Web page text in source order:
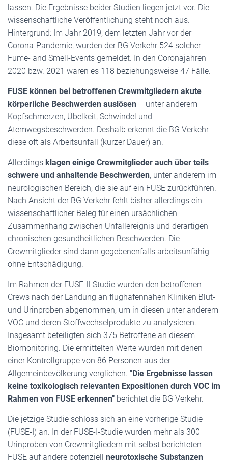
lassen. Die Ergebnisse beider Studien liegen jetzt vor. Die
wissenschaftliche Veröffentlichung steht noch aus.
Hintergrund: Im Jahr 2019, dem letzten Jahr vor der
Corona-Pandemie, wurden der BG Verkehr 524 solcher
Fume- and Smell-Events gemeldet. In den Coronajahren
2020 bzw. 2021 waren es 118 beziehungsweise 47 Fälle.
FUSE können bei betroffenen Crewmitgliedern akute
körperliche Beschwerden auslösen – unter anderem
Kopfschmerzen, Übelkeit, Schwindel und
Atemwegsbeschwerden. Deshalb erkennt die BG Verkehr
diese oft als Arbeitsunfall (kurzer Dauer) an.
Allerdings klagen einige Crewmitglieder auch über teils
schwere und anhaltende Beschwerden, unter anderem im
neurologischen Bereich, die sie auf ein FUSE zurückführen.
Nach Ansicht der BG Verkehr fehlt bisher allerdings ein
wissenschaftlicher Beleg für einen ursächlichen
Zusammenhang zwischen Unfallereignis und derartigen
chronischen gesundheitlichen Beschwerden. Die
Crewmitglieder sind dann gegebenenfalls arbeitsunfähig
ohne Entschädigung.
Im Rahmen der FUSE-II-Studie wurden den betroffenen
Crews nach der Landung an flughafennahen Kliniken Blut-
und Urinproben abgenommen, um in diesen unter anderem
VOC und deren Stoffwechselprodukte zu analysieren.
Insgesamt beteiligten sich 375 Betroffene an diesem
Biomonitoring. Die ermittelten Werte wurden mit denen
einer Kontrollgruppe von 86 Personen aus der
Allgemeinbevölkerung verglichen. "Die Ergebnisse lassen
keine toxikologisch relevanten Expositionen durch VOC im
Rahmen von FUSE erkennen" berichtet die BG Verkehr.
Die jetzige Studie schloss sich an eine vorherige Studie
(FUSE-I) an. In der FUSE-I-Studie wurden mehr als 300
Urinproben von Crewmitgliedern mit selbst berichteten
FUSE auf andere potenziell neurotoxische Substanzen